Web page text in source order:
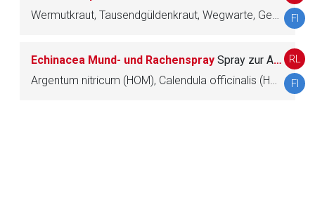
Wermutkraut, Tausendgüldenkraut, Wegwarte, Gentiana lutea (HOM), Juniperus communis (HOM), Achillea millefolium (HOM), Meisterwurzwurzel, Salvia (HOM), Taraxacum officinale (HOM)
FI
Echinacea Mund- und Rachenspray Spray zur Anwendung in der Mundhöhle
Argentum nitricum (HOM), Calendula officinalis (HOM), Echinacea pallida, Eucalyptus globulus (HOM), Gingiva (HOM), Salvia (HOM), Tonsillae palatinae (HOM)
RL
FI